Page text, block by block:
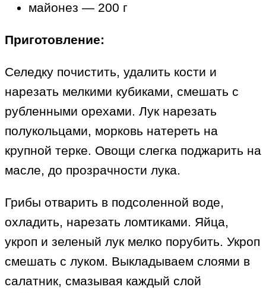
майонез — 200 г
Приготовление:
Селедку почистить, удалить кости и
нарезать мелкими кубиками, смешать с
рубленными орехами. Лук нарезать
полукольцами, морковь натереть на
крупной терке. Овощи слегка поджарить на
масле, до прозрачности лука.
Грибы отварить в подсоленной воде,
охладить, нарезать ломтиками. Яйца,
укроп и зеленый лук мелко порубить. Укроп
смешать с луком. Выкладываем слоями в
салатник, смазывая каждый слой